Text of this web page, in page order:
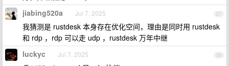
27
jiabing520a Jul 7, 2025
我猜测是 rustdesk 本身存在优化空间，理由是同时用 rustdesk
和 rdp ，rdp 可以走 udp ，rustdesk 万年中继
28
luckyc Jul 7, 2025